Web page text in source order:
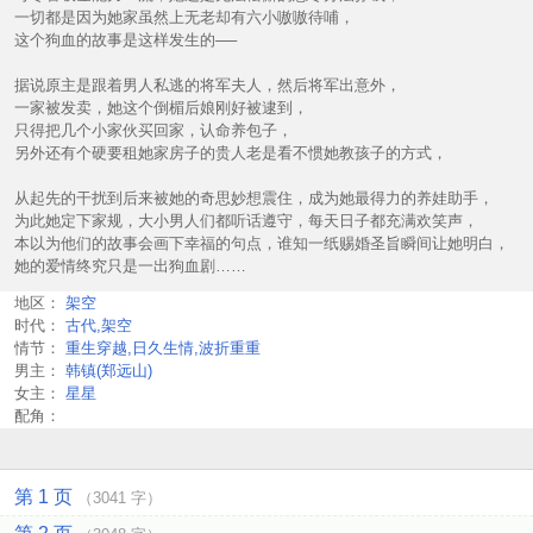
一切都是因为她家虽然上无老却有六小嗷嗷待哺，
这个狗血的故事是这样发生的──
据说原主是跟着男人私逃的将军夫人，然后将军出意外，
一家被发卖，她这个倒楣后娘刚好被逮到，
只得把几个小家伙买回家，认命养包子，
另外还有个硬要租她家房子的贵人老是看不惯她教孩子的方式，
从起先的干扰到后来被她的奇思妙想震住，成为她最得力的养娃助手，
为此她定下家规，大小男人们都听话遵守，每天日子都充满欢笑声，
本以为他们的故事会画下幸福的句点，谁知一纸赐婚圣旨瞬间让她明白，
她的爱情终究只是一出狗血剧……
地区： 架空
时代： 古代,架空
情节： 重生穿越,日久生情,波折重重
男主： 韩镇(郑远山)
女主： 星星
配角：
第 1 页 （3041 字）